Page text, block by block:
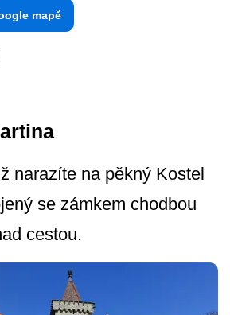
mapě
narazíte na pěkný Kostel
se zámkem chodbou
cestou.